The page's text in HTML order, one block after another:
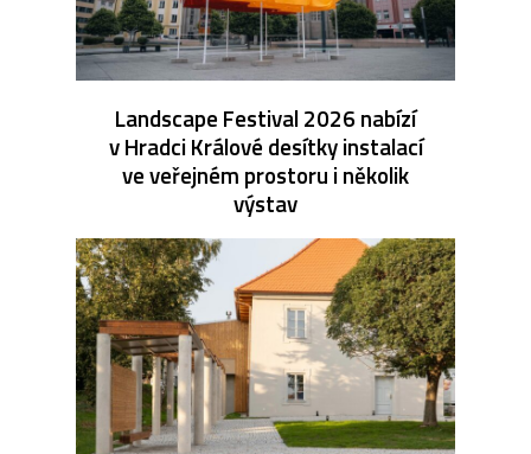
Landscape Festival 2026 nabízí
v Hradci Králové desítky instalací
ve veřejném prostoru i několik
výstav